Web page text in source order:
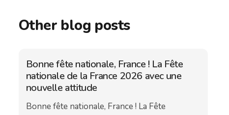
Other blog posts
Bonne fête nationale, France ! La Fête
nationale de la France 2026 avec une
nouvelle attitude
Bonne fête nationale, France ! La Fête